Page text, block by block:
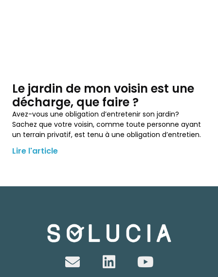
Le jardin de mon voisin est une
décharge, que faire ?
Avez-vous une obligation d’entretenir son jardin?
Sachez que votre voisin, comme toute personne ayant
un terrain privatif, est tenu à une obligation d’entretien.
Lire l'article